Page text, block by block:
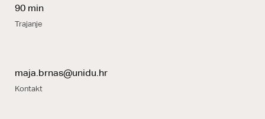
90 min
Trajanje
maja.brnas@unidu.hr
Kontakt